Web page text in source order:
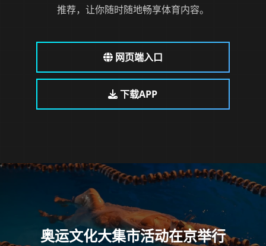
推荐，让你随时随地畅享体育内容。
网页端入口
下载APP
奥运文化大集市活动在京举行